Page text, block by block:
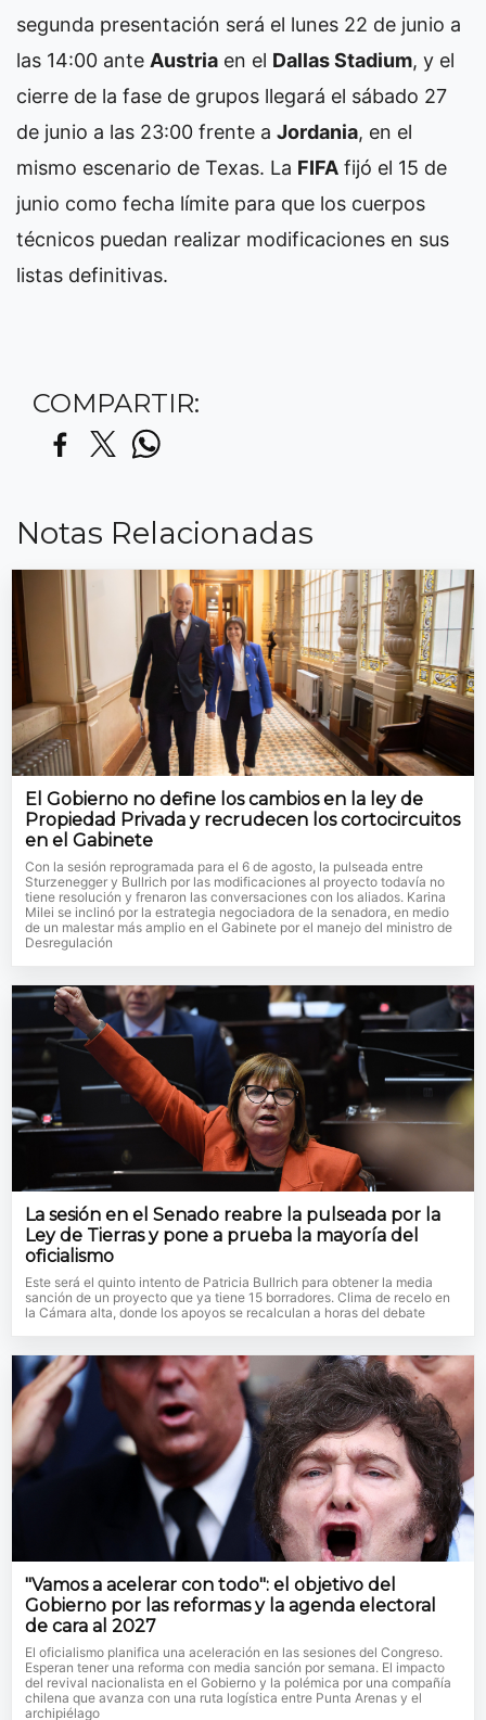
segunda presentación será el lunes 22 de junio a
las 14:00 ante Austria en el Dallas Stadium, y el
cierre de la fase de grupos llegará el sábado 27
de junio a las 23:00 frente a Jordania, en el
mismo escenario de Texas. La FIFA fijó el 15 de
junio como fecha límite para que los cuerpos
técnicos puedan realizar modificaciones en sus
listas definitivas.
COMPARTIR:
Notas Relacionadas
El Gobierno no define los cambios en la ley de
Propiedad Privada y recrudecen los cortocircuitos
en el Gabinete
Con la sesión reprogramada para el 6 de agosto, la pulseada entre
Sturzenegger y Bullrich por las modificaciones al proyecto todavía no
tiene resolución y frenaron las conversaciones con los aliados. Karina
Milei se inclinó por la estrategia negociadora de la senadora, en medio
de un malestar más amplio en el Gabinete por el manejo del ministro de
Desregulación
La sesión en el Senado reabre la pulseada por la
Ley de Tierras y pone a prueba la mayoría del
oficialismo
Este será el quinto intento de Patricia Bullrich para obtener la media
sanción de un proyecto que ya tiene 15 borradores. Clima de recelo en
la Cámara alta, donde los apoyos se recalculan a horas del debate
"Vamos a acelerar con todo": el objetivo del
Gobierno por las reformas y la agenda electoral
de cara al 2027
El oficialismo planifica una aceleración en las sesiones del Congreso.
Esperan tener una reforma con media sanción por semana. El impacto
del revival nacionalista en el Gobierno y la polémica por una compañía
chilena que avanza con una ruta logística entre Punta Arenas y el
archipiélago